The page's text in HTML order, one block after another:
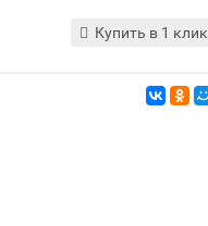
Купить в 1 клик